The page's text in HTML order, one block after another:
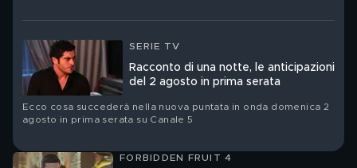
SERIE TV
Racconto di una notte, le anticipazioni
del 2 agosto in prima serata
Ecco cosa succederà nella nuova puntata in onda domenica 2
agosto in prima serata su Canale 5
FORBIDDEN FRUIT 4